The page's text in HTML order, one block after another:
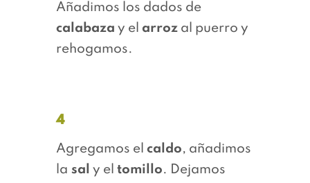
Añadimos los dados de
calabaza y el arrozal puerro y
rehogamos.
4
Agregamos el caldo, añadimos
la sal y el tomillo. Dejamos